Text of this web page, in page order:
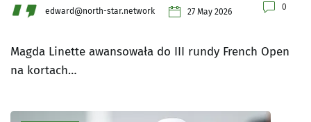
edward@north-star.network 27 May 2026 0
Magda Linette awansowała do III rundy French Open
na kortach…